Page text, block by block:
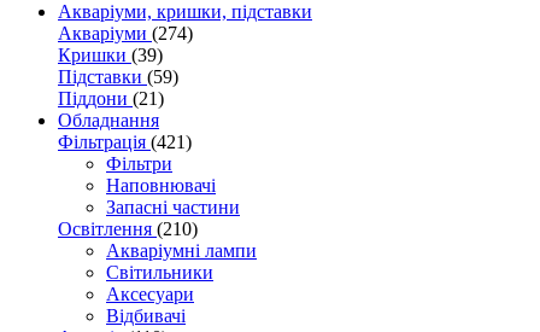
Акваріуми, кришки, підставки
Акваріуми (274)
Кришки (39)
Підставки (59)
Піддони (21)
Обладнання
Фільтрація (421)
Фільтри
Наповнювачі
Запасні частини
Освітлення (210)
Акваріумні лампи
Світильники
Аксесуари
Відбивачі